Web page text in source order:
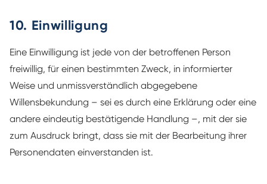
10. Einwilligung
Eine Einwilligung ist jede von der betroffenen Person
freiwillig, für einen bestimmten Zweck, in informierter
Weise und unmissverständlich abgegebene
Willensbekundung – sei es durch eine Erklärung oder eine
andere eindeutig bestätigende Handlung –, mit der sie
zum Ausdruck bringt, dass sie mit der Bearbeitung ihrer
Personendaten einverstanden ist.